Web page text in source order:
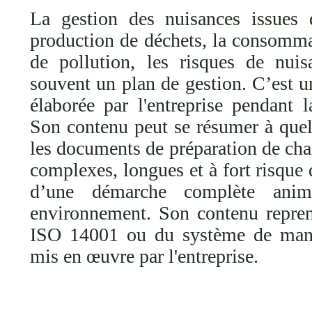
La gestion des nuisances
production de déchets, la
de pollution, les risques de
souvent un plan de gestion. C’est
élaborée par l'entreprise pendant
Son contenu peut se résumer à
les documents de préparation de
complexes, longues et à fort risque
d’une démarche complète
environnement. Son contenu
ISO 14001 ou du système de
mis en œuvre par l'entreprise.